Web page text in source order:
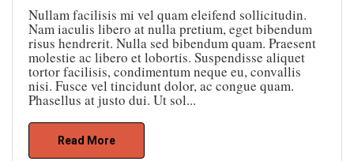
Nullam facilisis mi vel quam eleifend sollicitudin.
Nam iaculis libero at nulla pretium, eget bibendum
risus hendrerit. Nulla sed bibendum quam. Praesent
molestie ac libero et lobortis. Suspendisse aliquet
tortor facilisis, condimentum neque eu, convallis
nisi. Fusce vel tincidunt dolor, ac congue quam.
Phasellus at justo dui. Ut sol...
Read More